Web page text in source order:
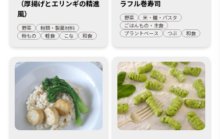
（厚揚げとエリンギの精進
風）
野菜
粉類・製菓材料
粉もの
軽食 こな 和食
ラフル巻寿司
野菜
米・麺・パスタ
ごはんもの・主食
プラントベース
つぶ 和食